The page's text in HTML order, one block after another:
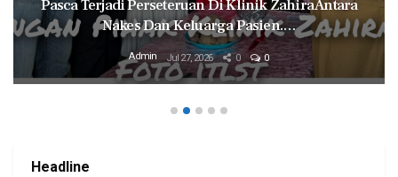
Pasca Terjadi Perseteruan Di Klinik Zahira Antara
Nakes Dan Keluarga Pasien.…
Admin Jul 27, 2026 0 0
Headline